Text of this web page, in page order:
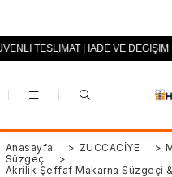
+90 (0553) 694 94 70
TESLİMAT | İADE VE
Anasayfa > ZÜCCACİYE >
Süzgeç
>
Akrilik Şeffaf Makarna Süzgeçi